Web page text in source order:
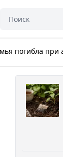
погибла при